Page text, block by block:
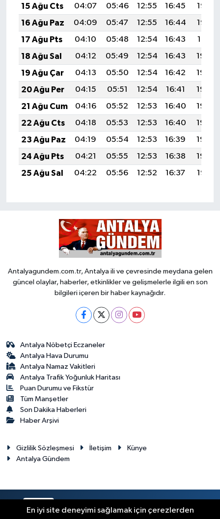
15 Ağu Cts
04:07 05:46 12:55 16:45
19:53
16 Ağu Paz
04:09 05:47 12:55 16:44
19:52
17 Ağu Pts
04:10 05:48 12:54 16:43
19:51
18 Ağu Sal
04:12 05:49 12:54 16:43
19:49
19 Ağu Çar
04:13 05:50 12:54 16:42
19:48
20 Ağu Per
04:15 05:51 12:54 16:41
19:46
21 Ağu Cum
04:16 05:52 12:53 16:40
19:45
22 Ağu Cts
04:18 05:53 12:53 16:40
19:43
23 Ağu Paz
04:19 05:54 12:53 16:39
19:42
24 Ağu Pts
04:21 05:55 12:53 16:38
19:40
25 Ağu Sal
04:22 05:56 12:52 16:37 19:38
Antalyagundem.com.tr, Antalya ili ve çevresinde meydana gelen
güncel olaylar, haberler, etkinlikler ve gelişmelerle ilgili en son
bilgileri içeren bir haber kaynağıdır.
Antalya Nöbetçi Eczaneler
Antalya Hava Durumu
Antalya Namaz Vakitleri
Antalya Trafik Yoğunluk Haritası
Puan Durumu ve Fikstür
Tüm Manşetler
Son Dakika Haberleri
Haber Arşivi
Gizlilik Sözleşmesi İletişim
Künye
Antalya Gündem
RSS Copyright © 2024. Her hakkı saklıdır.
En iyi site deneyimi sağlamak için çerezlerden